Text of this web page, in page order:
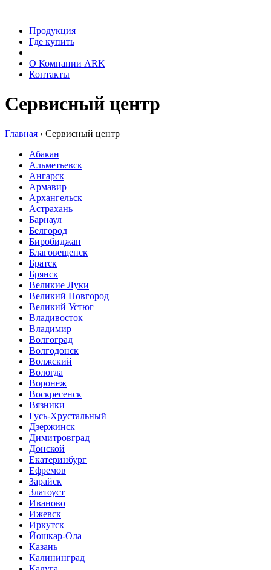
Продукция
Где купить
О Компании ARK
Контакты
Сервисный центр
Главная › Сервисный центр
Абакан
Альметьевск
Ангарск
Армавир
Архангельск
Астрахань
Барнаул
Белгород
Биробиджан
Благовещенск
Братск
Брянск
Великие Луки
Великий Новгород
Великий Устюг
Владивосток
Владимир
Волгоград
Волгодонск
Волжский
Вологда
Воронеж
Воскресенск
Вязники
Гусь-Хрустальный
Дзержинск
Димитровград
Донской
Екатеринбург
Ефремов
Зарайск
Златоуст
Иваново
Ижевск
Иркутск
Йошкар-Ола
Казань
Калининград